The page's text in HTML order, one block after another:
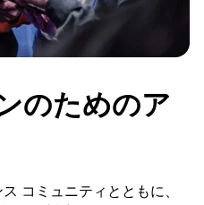
のためのア
コミュニティとともに、